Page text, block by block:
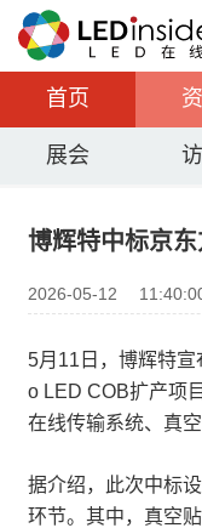
首页
展会
博辉特中标京
2026-05-12
5月11日，博辉特
o LED COB扩产项
在线传输系统、真
据介绍，此次中标
环节。其中，真空